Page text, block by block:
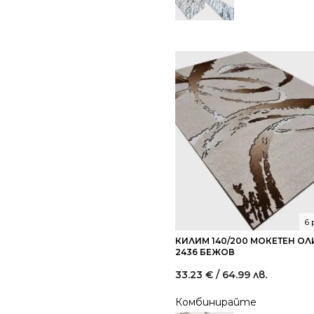
/
КИЛИМ 140/200 МОКЕТЕН
2436 БЕЖОВ
6
33.23 € / 64.99 лв.
Комбинирайте